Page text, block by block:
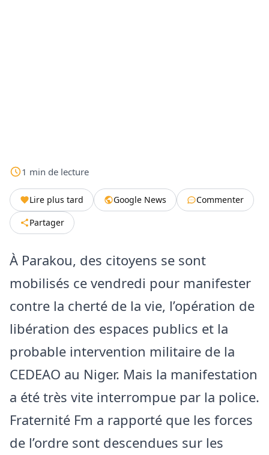
1 min de lecture
Lire plus tard Google News
Commenter
Partager
À Parakou, des citoyens se sont
mobilisés ce vendredi pour manifester
contre la cherté de la vie, l’opération de
libération des espaces publics et la
probable intervention militaire de la
CEDEAO au Niger. Mais la manifestation
a été très vite interrompue par la police.
Fraternité Fm a rapporté que les forces
de l’ordre sont descendues sur les